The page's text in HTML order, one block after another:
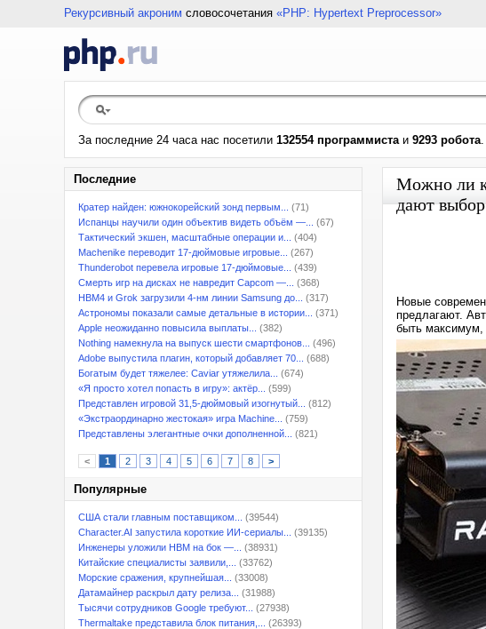
Рекурсивный акроним словосочетания «PHP: Hypertext Preprocessor»
За последние 24 часа нас посетили 132554 программистаи 9293 робота.
Последние
Кратер найден: южнокорейский зонд первым...
(71)
Испанцы научили один объектив видеть объём —...
(67)
Тактический экшен, масштабные операции и...
(404)
Machenike переводит 17-дюймовые игровые...
(267)
Thunderobot перевела игровые 17-дюймовые...
(439)
Смерть игр на дисках не навредит Capcom —...
(368)
HBM4 и Grok загрузили 4-нм линии Samsung до...
(317)
Астрономы показали самые детальные в истории...
(371)
Apple неожиданно повысила выплаты...
(382)
Nothing намекнула на выпуск шести смартфонов...
(496)
Adobe выпустила плагин, который добавляет 70...
(688)
Богатым будет тяжелее: Caviar утяжелила...
(674)
«Я просто хотел попасть в игру»: актёр...
(599)
Представлен игровой 31,5-дюймовый изогнутый...
(812)
«Экстраординарно жестокая» игра Machine...
(759)
Представлены элегантные очки дополненной...
(821)
< 1 2 3 4 5 6 7 8 >
Популярные
США стали главным поставщиком...
(39544)
Character.AI запустила короткие ИИ-сериалы...
(39135)
Инженеры уложили HBM на бок —...
(38931)
Китайские специалисты заявили,...
(33762)
Морские сражения, крупнейшая...
(33008)
Датамайнер раскрыл дату релиза...
(31988)
Тысячи сотрудников Google требуют...
(27938)
Thermaltake представила блок питания,...
(26393)
Можно ли
дают
Новые
предлагают.
быть